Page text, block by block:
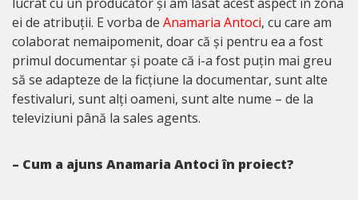
ei de atribuții. E vorba de Anamaria Antoci, cu care am
colaborat nemaipomenit, doar că și pentru ea a fost
primul documentar și poate că i-a fost puțin mai greu
să se adapteze de la ficțiune la documentar, sunt alte
festivaluri, sunt alți oameni, sunt alte nume – de la
televiziuni până la sales agents.
– Cum a ajuns Anamaria Antoci în proiect?